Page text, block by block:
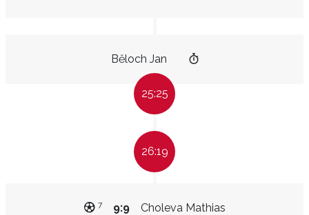
Běloch Jan
25:25
26:19
Choleva Mathias
9:9
7